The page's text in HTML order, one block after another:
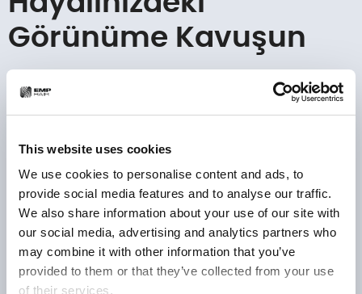
This website uses cookies
We use cookies to personalise content and ads, to
provide social media features and to analyse our traffic.
We also share information about your use of our site with
our social media, advertising and analytics partners who
may combine it with other information that you’ve
provided to them or that they’ve collected from your use
of their services.
Görünüme Kavuşun
dökülmesini kalıcı olarak geride bırakmak için
Emphair uzmanlığından destek alabilirsiniz. Detaylı
İstanbul Ataşehir'de
güvenilir ve doğal
sonuçlar için